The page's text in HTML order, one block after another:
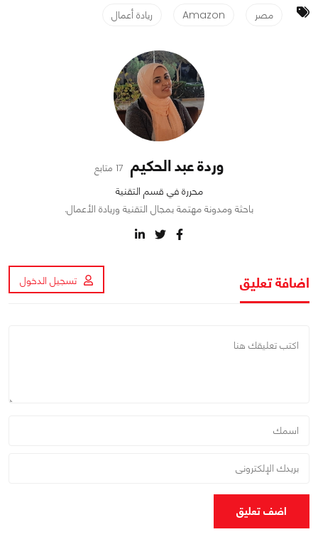
مصر Amazon ريادة أعمال
وردة عبد الحكيم 17 متابع
محررة في قسم التقنية
باحثة ومدونة مهتمة بمجال التقنية وريادة الأعمال.
اضافة تعليق تسجيل الدخول
اضف تعليق